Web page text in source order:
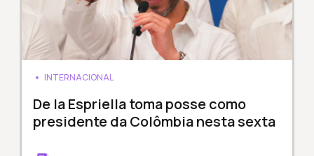
INTERNACIONAL
De la Espriella toma posse como
presidente da Colômbia nesta sexta